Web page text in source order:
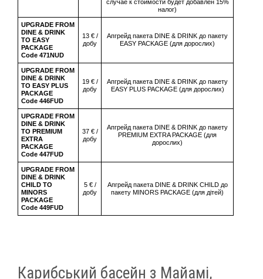
случае к стоимости будет добавлен 15%
налог)
UPGRADE FROM
DINE & DRINK
TO EASY
PACKAGE
Code 471NUD
13 € /
добу
Апгрейд пакета DINE & DRINK до пакету
EASY PACKAGE (для дорослих)
UPGRADE FROM
DINE & DRINK
TO EASY PLUS
PACKAGE
Code 446FUD
19 € /
добу
Апгрейд пакета DINE & DRINK до пакету
EASY PLUS PACKAGE (для дорослих)
UPGRADE FROM
DINE & DRINK
TO PREMIUM
EXTRA
PACKAGE
Code 447FUD
37 € /
добу
Апгрейд пакета DINE & DRINK до пакету
PREMIUM EXTRA PACKAGE (для
дорослих)
UPGRADE FROM
DINE & DRINK
CHILD TO
MINORS
PACKAGE
Code 449FUD
5 € /
добу
Апгрейд пакета DINE & DRINK CHILD до
пакету MINORS PACKAGE (для дітей)
Карибський басейн з Майамі,